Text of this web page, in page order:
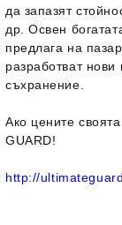
да запазят
др. Освен
предлага на
разработват нови
съхранение.
Ако цените
GUARD!
http://